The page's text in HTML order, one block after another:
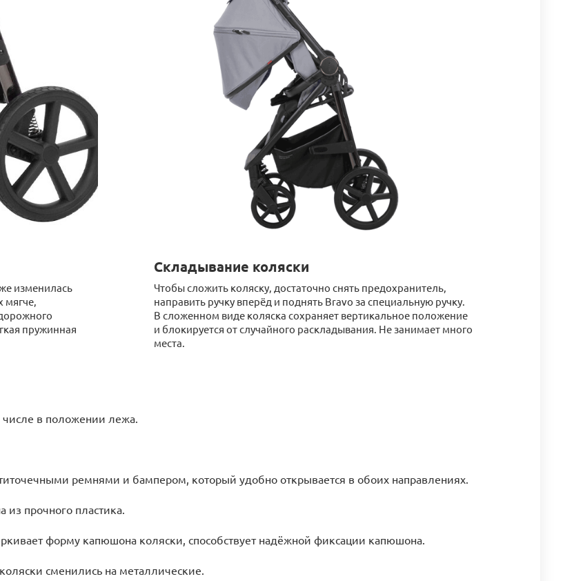
изменилась
мягче,
пружинная
Складывание коляски
Чтобы сложить коляску, достаточно снять предохранитель,
направить ручку вперёд и поднять Bravo за специальную ручку.
В сложенном виде коляска сохраняет вертикальное положение
и блокируется от случайного раскладывания. Не занимает много
места.
числе в положении лежа.
ремнями и бампером, который удобно открывается в обоих направлениях.
прочного пластика.
форму капюшона коляски, способствует надёжной фиксации капюшона.
сменились на металлические.